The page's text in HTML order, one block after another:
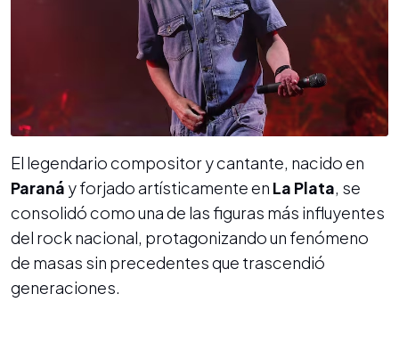
El legendario compositor y cantante, nacido en
Paraná y forjado artísticamente en La Plata, se
consolidó como una de las figuras más influyentes
del rock nacional, protagonizando un fenómeno
de masas sin precedentes que trascendió
generaciones.